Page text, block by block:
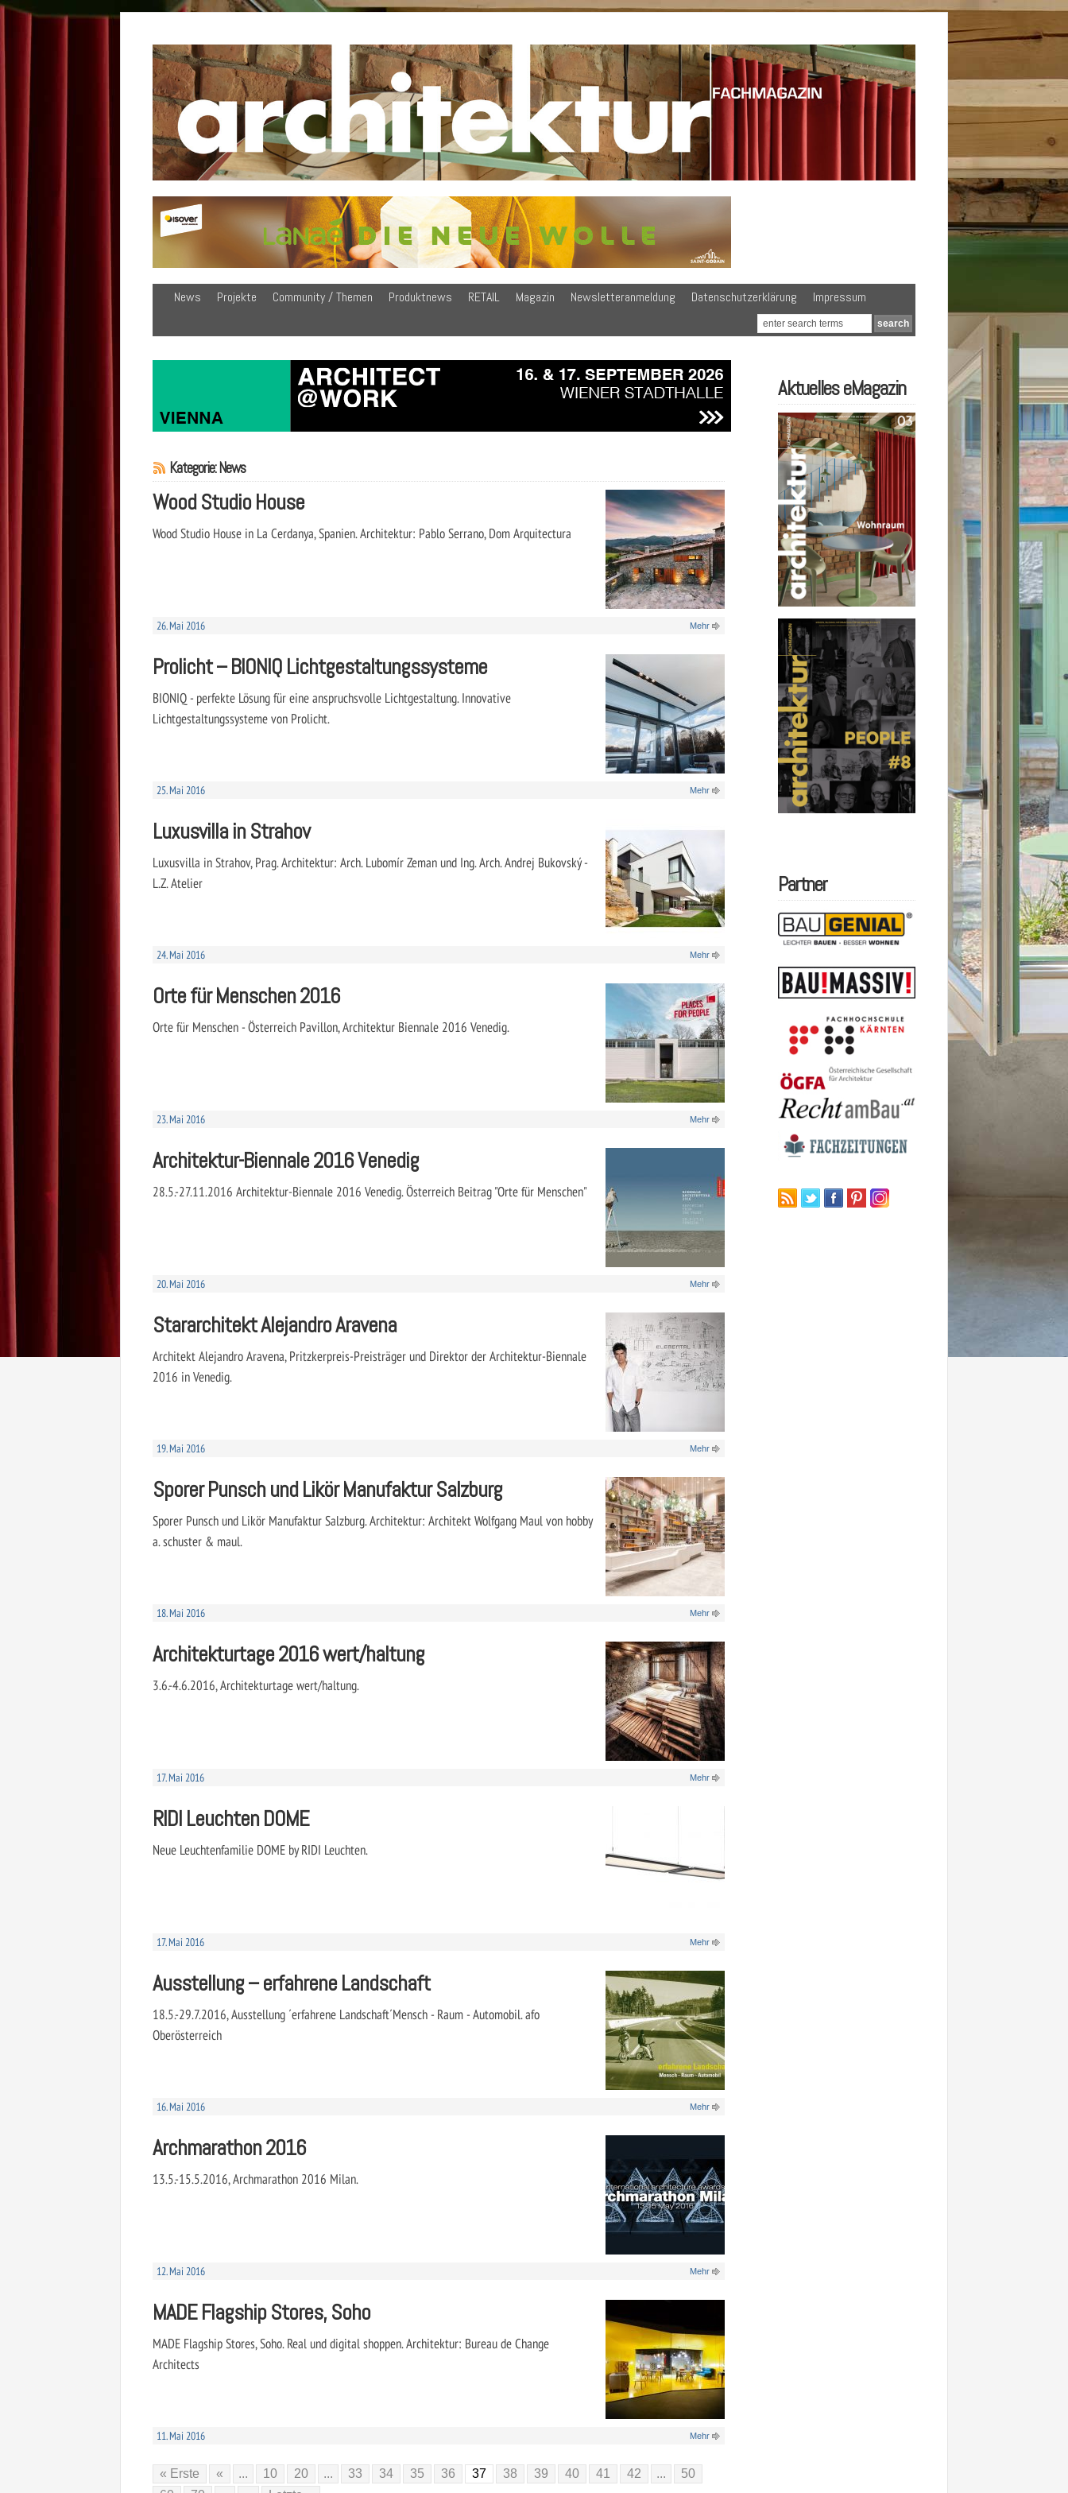
News Projekte Community / Themen Produktnews RETAIL Magazin Newsletteranmeldung Datenschutzerklärung Impressum
Kategorie: News
Wood Studio House
Wood Studio House in La Cerdanya, Spanien. Architektur: Pablo Serrano, Dom Arquitectura
26. Mai 2016 Mehr
Prolicht – BIONIQ Lichtgestaltungssysteme
BIONIQ - perfekte Lösung für eine anspruchsvolle Lichtgestaltung. Innovative
Lichtgestaltungssysteme von Prolicht.
25. Mai 2016 Mehr
Luxusvilla in Strahov
Luxusvilla in Strahov, Prag. Architektur: Arch. Lubomír Zeman und Ing. Arch. Andrej Bukovský -
L.Z. Atelier
24. Mai 2016 Mehr
Orte für Menschen 2016
Orte für Menschen - Österreich Pavillon, Architektur Biennale 2016 Venedig.
23. Mai 2016 Mehr
Architektur-Biennale 2016 Venedig
28.5.-27.11.2016 Architektur-Biennale 2016 Venedig. Österreich Beitrag "Orte für Menschen"
20. Mai 2016 Mehr
Stararchitekt Alejandro Aravena
Architekt Alejandro Aravena, Pritzkerpreis-Preisträger und Direktor der Architektur-Biennale
2016 in Venedig.
19. Mai 2016 Mehr
Sporer Punsch und Likör Manufaktur Salzburg
Sporer Punsch und Likör Manufaktur Salzburg. Architektur: Architekt Wolfgang Maul von hobby
a. schuster & maul.
18. Mai 2016 Mehr
Architekturtage 2016 wert/haltung
3.6.-4.6.2016, Architekturtage wert/haltung.
17. Mai 2016 Mehr
RIDI Leuchten DOME
Neue Leuchtenfamilie DOME by RIDI Leuchten.
17. Mai 2016 Mehr
Ausstellung – erfahrene Landschaft
18.5.-29.7.2016, Ausstellung ´erfahrene Landschaft´Mensch - Raum - Automobil. afo
Oberösterreich
16. Mai 2016 Mehr
Archmarathon 2016
13.5.-15.5.2016, Archmarathon 2016 Milan.
12. Mai 2016 Mehr
MADE Flagship Stores, Soho
MADE Flagship Stores, Soho. Real und digital shoppen. Architektur: Bureau de Change
Architects
11. Mai 2016 Mehr
« Erste « ... 10 20 ... 33 34 35 36 37 38 39 40 41 42 ...
50
Aktuelles eMagazin
Partner